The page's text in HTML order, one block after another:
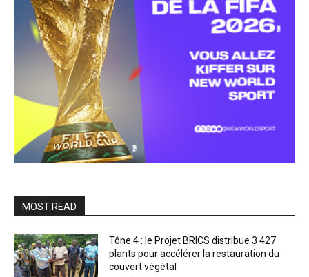
MOST READ
Tône 4 : le Projet BRICS distribue 3 427
plants pour accélérer la restauration du
couvert végétal